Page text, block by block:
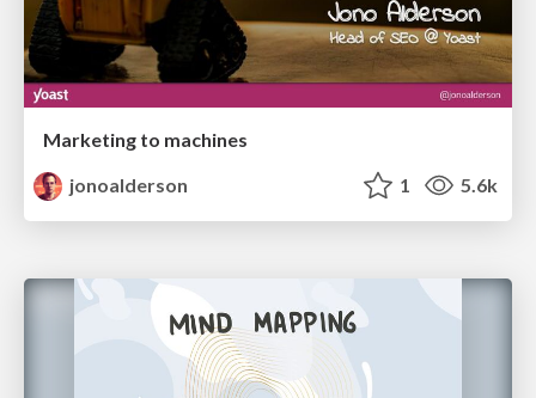
Marketing to machines
jonoalderson
1 5.6k